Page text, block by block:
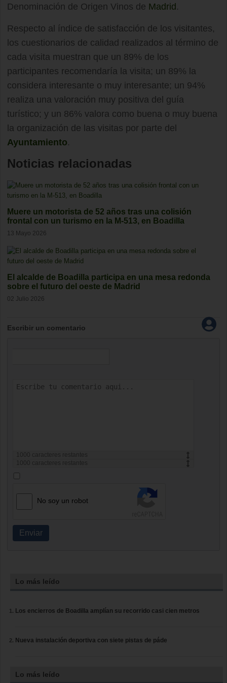
Denominación de Origen Vinos de Madrid .
Respecto al índice de satisfacción de los visitantes,
los cuestionarios de calidad realizados al término de
cada visita muestran que un 89% de los
participantes recomendaría la visita; un 89% la
considera interesante o muy interesante; un 94%
realiza una valoración muy positiva del guía
turístico; y un 86% valora como buena o muy buena
la organización de las visitas por parte del
Ayuntamiento.
Noticias relacionadas
Muere un motorista de 52 años tras una colisión
frontal con un turismo en la M-513, en Boadilla
13 Mayo 2026
El alcalde de Boadilla participa en una mesa redonda
sobre el futuro del oeste de Madrid
02 Julio 2026
Escribir un comentario
1000
caracteres restantes
1000
caracteres restantes
No soy un robot
Enviar
Lo más leído
Los encierros de Boadilla amplían su recorrido casi cien metros
Nueva instalación deportiva con siete pistas de páde
Lo más leído